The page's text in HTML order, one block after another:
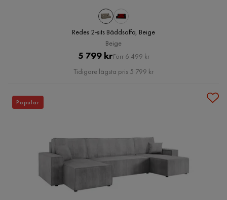
Redes 2-sits Bäddsoffa, Beige
Beige
Pris
5 799 krOriginal
Pris
Förr 6 499 kr
Tidigare lägsta pris 5 799 kr
Populär